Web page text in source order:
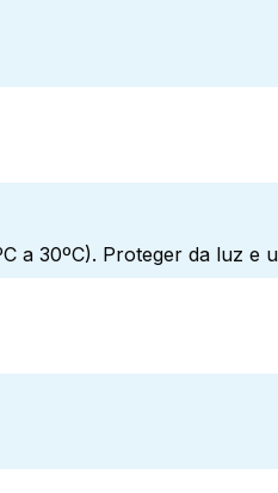
a 30ºC). Proteger da luz e